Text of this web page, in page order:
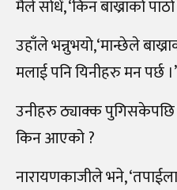
मैले सोधें, ‘किन बाख्राको
उहाँले भन्नुभयो,‘मान्छेले
मलाई पनि यिनीहरु मन पर्छ ।’
उनीहरु ठ्याक्क पुगिसकेपछि
किन आएको ?
नारायणकाजीले भने,